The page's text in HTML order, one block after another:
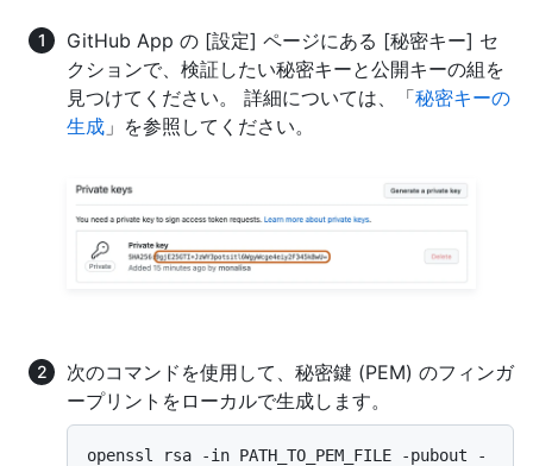
GitHub App の [設定] ページにある [秘密キー] セ
クションで、検証したい秘密キーと公開キーの組を
見つけてください。 詳細については、「秘密キーの
生成 」を参照してください。
次のコマンドを使用して、秘密鍵 (PEM) のフィンガ
ープリントをローカルで生成します。
openssl rsa -in PATH_TO_PEM_FILE -pubout -